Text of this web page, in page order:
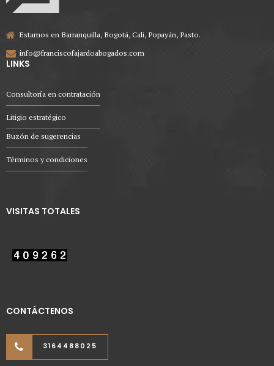
Estamos en Barranquilla, Bogotá, Cali, Popayán, Pasto.
info@franciscofajardoabogados.com
LINKS
Consultoría en contratación
Litigio estratégico
Buzón de sugerencias
Términos y condiciones
VISITAS TOTALES
CONTÁCTENOS
3164488025